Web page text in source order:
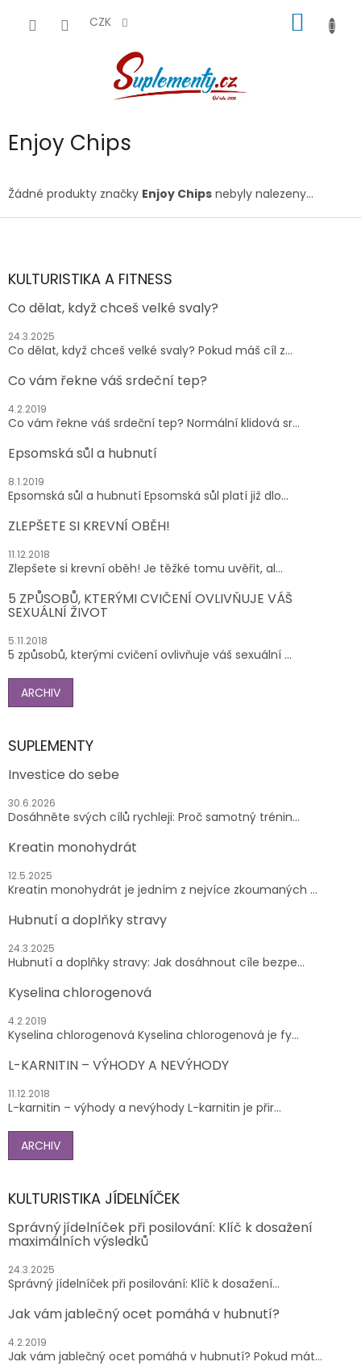
CZK
KOŠÍK
Enjoy Chips
Žádné produkty značky Enjoy Chips nebyly nalezeny...
Z
aKULTURISTIKA A FITNESS
Co dělat, když chceš velké svaly?
24.3.2025
Co dělat, když chceš velké svaly? Pokud máš cíl z...
Co vám řekne váš srdeční tep?
4.2.2019
Co vám řekne váš srdeční tep? Normální klidová sr...
Epsomská sůl a hubnutí
8.1.2019
Epsomská sůl a hubnutí Epsomská sůl platí již dlo...
ZLEPŠETE SI KREVNÍ OBĚH!
11.12.2018
Zlepšete si krevní oběh! Je těžké tomu uvěřit, al...
5 ZPŮSOBŮ, KTERÝMI CVIČENÍ OVLIVŇUJE VÁŠ
SEXUÁLNÍ ŽIVOT
5.11.2018
5 způsobů, kterými cvičení ovlivňuje váš sexuální ...
ARCHIV
SUPLEMENTY
Investice do sebe
30.6.2026
Dosáhněte svých cílů rychleji: Proč samotný trénin...
Kreatin monohydrát
12.5.2025
Kreatin monohydrát je jedním z nejvíce zkoumaných ...
Hubnutí a doplňky stravy
24.3.2025
Hubnutí a doplňky stravy: Jak dosáhnout cíle bezpe...
Kyselina chlorogenová
4.2.2019
Kyselina chlorogenová Kyselina chlorogenová je fy...
L-KARNITIN – VÝHODY A NEVÝHODY
11.12.2018
L-karnitin – výhody a nevýhody L-karnitin je přir...
ARCHIV
KULTURISTIKA JÍDELNÍČEK
Správný jídelníček při posilování: Klíč k dosažení
maximálních výsledků
24.3.2025
Správný jídelníček při posilování: Klíč k dosažení...
Jak vám jablečný ocet pomáhá v hubnutí?
4.2.2019
Jak vám jablečný ocet pomáhá v hubnutí? Pokud mát...